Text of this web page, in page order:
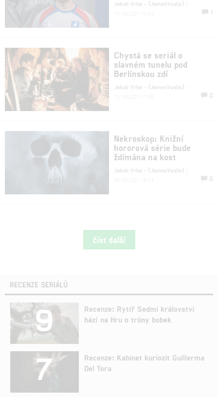
Jakub Vrba - (JamesVsalix)
1
Chystá se seriál o
slavném tunelu pod
Berlínskou zdí
Jakub Vrba - (JamesVsalix)
0
Nekroskop: Knižní
hororová série bude
ždímána na kost
Jakub Vrba - (JamesVsalix)
0
číst další
RECENZE SERIÁLŮ
9
Recenze: Rytíř Sedmi království
hází na Hru o trůny bobek
7
Recenze: Kabinet kuriozit Guillerma
Del Tora